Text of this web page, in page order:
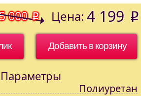
000o Цена: 4 199 o
Параметры
Полиуретан